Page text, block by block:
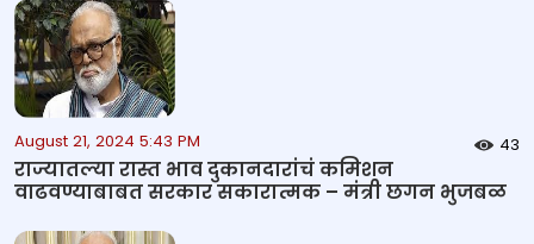
August 21, 2024 5:43 PM 43
राज्यातल्या रास्त भाव दुकानदारांचं कमिशन
वाढवण्याबाबत सरकार सकारात्मक – मंत्री छगन भुजबळ